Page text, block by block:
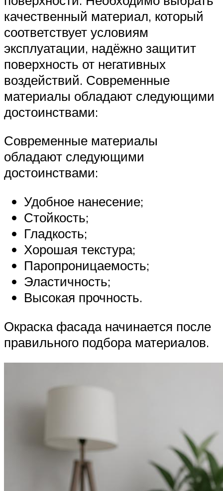
качественный материал, который
соответствует условиям
эксплуатации, надёжно защитит
поверхность от негативных
воздействий. Современные
материалы обладают следующими
достоинствами:
Современные материалы
обладают следующими
достоинствами:
Удобное нанесение;
Стойкость;
Гладкость;
Хорошая текстура;
Паропроницаемость;
Эластичность;
Высокая прочность.
Окраска фасада начинается после
правильного подбора материалов.